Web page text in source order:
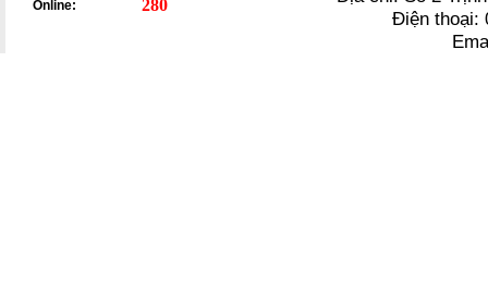
Online: 280
Điện